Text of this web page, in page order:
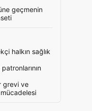
geçmenin
halkın sağlık
grevi ve